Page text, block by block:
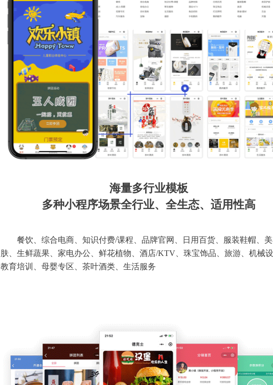
海量多行业模板
多种小程序场景全行业、全生态、适用性高
餐饮、综合电商、知识付费/课程、品牌官网、日用百货、服装鞋帽、
肤、生鲜蔬果、家电办公、鲜花植物、酒店/KTV、珠宝饰品、旅游、机械设
教育培训、母婴专区、茶叶酒类、生活服务